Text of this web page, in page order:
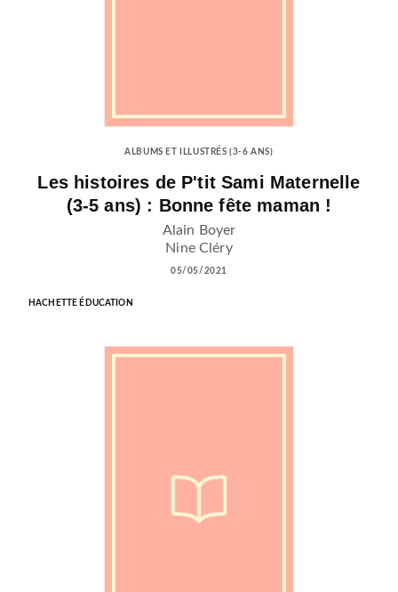
ALBUMS ET ILLUSTRÉS (3-6 ANS)
Les histoires de P'tit Sami Maternelle
(3-5 ans) : Bonne fête maman !
Alain Boyer
Nine Cléry
05/05/2021
HACHETTE ÉDUCATION